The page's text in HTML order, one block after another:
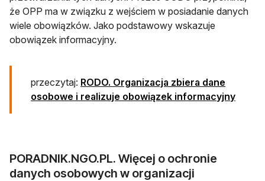
że OPP ma w związku z wejściem w posiadanie danych
wiele obowiązków. Jako podstawowy wskazuje
obowiązek informacyjny.
przeczytaj: RODO. Organizacja zbiera dane
osobowe i realizuje obowiązek informacyjny
PORADNIK.NGO.PL. Więcej o ochronie
danych osobowych w organizacji